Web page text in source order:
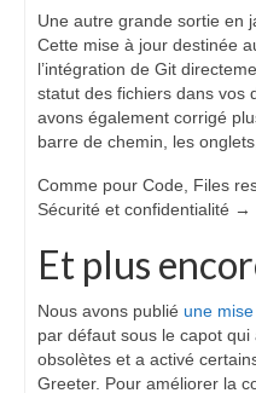
Une autre grande sortie en
Cette mise à jour destinée
l’intégration de Git
statut des fichiers dans vos
avons également corrigé
barre de chemin, les
Comme pour Code, Files
Sécurité et confidentialité →
Et plus
Nous avons publié une
par défaut sous le capot
obsolètes et a activé
Greeter. Pour améliorer la